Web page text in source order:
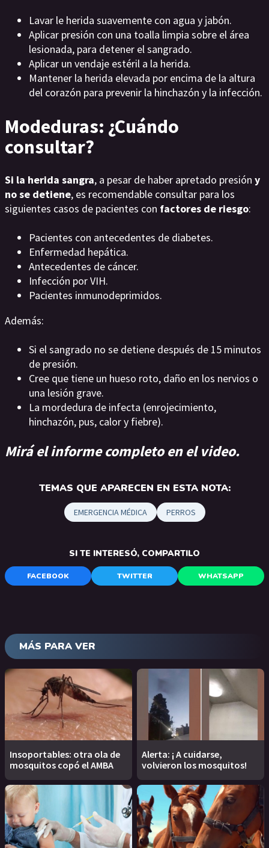
Lavar le herida suavemente con agua y jabón.
Aplicar presión con una toalla limpia sobre el área
lesionada, para detener el sangrado.
Aplicar un vendaje estéril a la herida.
Mantener la herida elevada por encima de la altura
del corazón para prevenir la hinchazón y la infección.
Modeduras: ¿Cuándo
consultar?
Si la herida sangra, a pesar de haber apretado presión y
no se detiene, es recomendable consultar para los
siguientes casos de pacientes con factores de riesgo:
Pacientes con antecedentes de diabetes.
Enfermedad hepática.
Antecedentes de cáncer.
Infección por VIH.
Pacientes inmunodeprimidos.
Además:
Si el sangrado no se detiene después de 15 minutos
de presión.
Cree que tiene un hueso roto, daño en los nervios o
una lesión grave.
La mordedura de infecta (enrojecimiento,
hinchazón, pus, calor y fiebre).
Mirá el informe completo en el video.
TEMAS QUE APARECEN EN ESTA NOTA:
EMERGENCIA MÉDICA PERROS
SI TE INTERESÓ, COMPARTILO
FACEBOOK TWITTER WHATSAPP
MÁS PARA VER
Insoportables: otra ola de
mosquitos copó el AMBA
Alerta: ¡ A cuidarse,
volvieron los mosquitos!